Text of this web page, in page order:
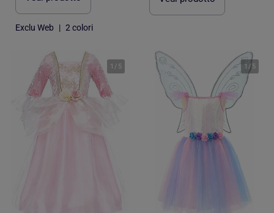
Exclu Web | 2 colori
1 / 5 1 / 5